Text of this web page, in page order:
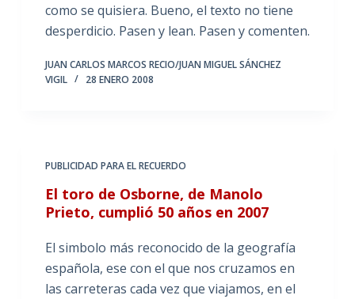
como se quisiera. Bueno, el texto no tiene
desperdicio. Pasen y lean. Pasen y comenten.
JUAN CARLOS MARCOS RECIO/JUAN MIGUEL SÁNCHEZ
VIGIL
28 ENERO 2008
PUBLICIDAD PARA EL RECUERDO
El toro de Osborne, de Manolo
Prieto, cumplió 50 años en 2007
El simbolo más reconocido de la geografía
española, ese con el que nos cruzamos en
las carreteras cada vez que viajamos, en el